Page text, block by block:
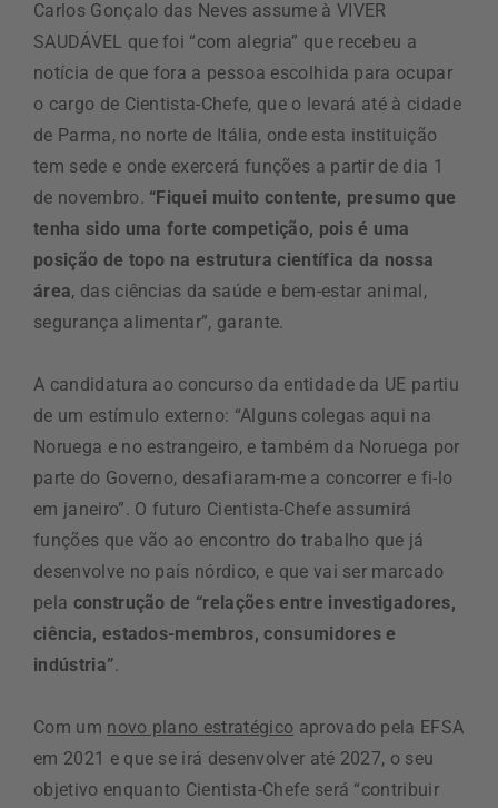
Carlos Gonçalo das Neves assume à VIVER
SAUDÁVEL que foi “com alegria” que recebeu a
notícia de que fora a pessoa escolhida para ocupar
o cargo de Cientista-Chefe, que o levará até à cidade
de Parma, no norte de Itália, onde esta instituição
tem sede e onde exercerá funções a partir de dia 1
de novembro. “Fiquei muito contente, presumo que
tenha sido uma forte competição, pois é uma
posição de topo na estrutura científica da nossa
área, das ciências da saúde e bem-estar animal,
segurança alimentar”, garante.
A candidatura ao concurso da entidade da UE partiu
de um estímulo externo: “Alguns colegas aqui na
Noruega e no estrangeiro, e também da Noruega por
parte do Governo, desafiaram-me a concorrer e fi-lo
em janeiro”. O futuro Cientista-Chefe assumirá
funções que vão ao encontro do trabalho que já
desenvolve no país nórdico, e que vai ser marcado
pela construção de “relações entre investigadores,
ciência, estados-membros, consumidores e
indústria”.
Com um novo plano estratégico aprovado pela EFSA
em 2021 e que se irá desenvolver até 2027, o seu
objetivo enquanto Cientista-Chefe será “contribuir